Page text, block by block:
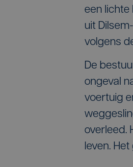
een lichte
uit
volgens
De
ongeval
voertuig
overleed.
leven.